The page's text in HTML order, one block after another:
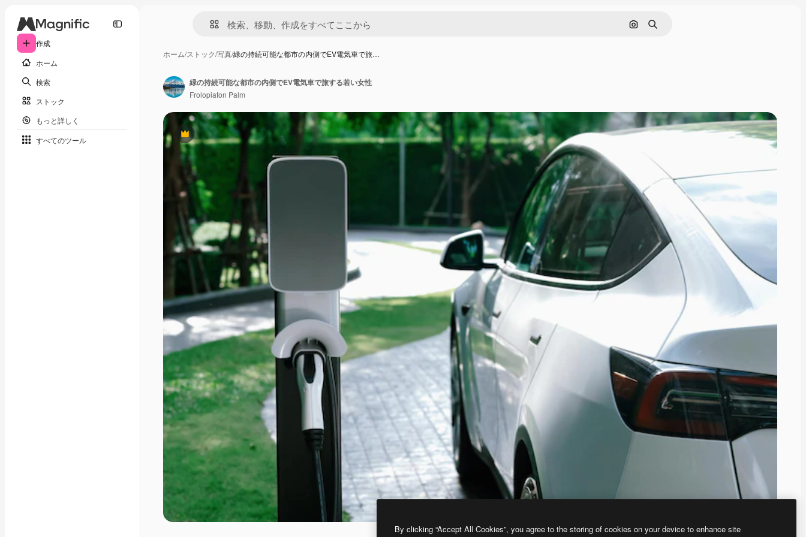
作成
ホーム
検索
ストック
もっと詳しく
すべてのツール
画像で検索
検索
ホーム/ストック/写真/緑の持続可能な都市の内側でEV電気車で旅…
Premium
緑の持続可能な都市の内側でEV電気車で旅する若い女性
Frolopiaton Palm
By clicking “Accept All Cookies”, you agree to the storing of cookies on your device to enhance site